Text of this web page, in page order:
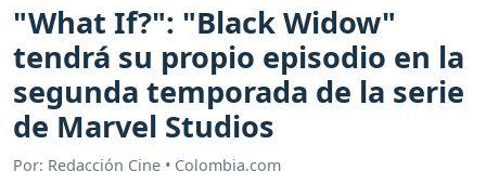
"What If?": "Black Widow"
tendrá su propio episodio en la
segunda temporada de la serie
de Marvel Studios
Por: Redacción Cine • Colombia.com